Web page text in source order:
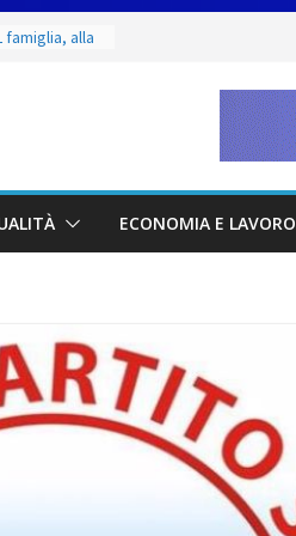
famiglia, alla
Incendi
di Marcinelle
collettiva
ECONOMIA E LAVORO